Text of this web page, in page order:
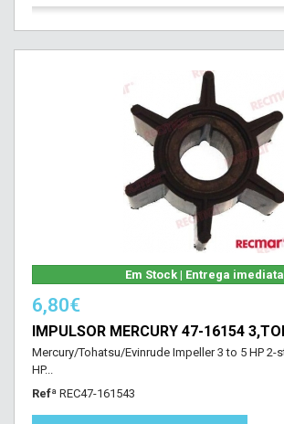
Em Stock | Entrega imediata
6,80€
IMPULSOR MERCURY 47-16154
Mercury/Tohatsu/Evinrude Impeller 3 to 5 HP
HP...
Refª REC47-161543